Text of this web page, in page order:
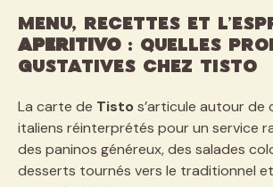
Menu, recettes et
aperitivo: quelles
gustatives chez Tisto
La carte de Tistos’articule autour de
italiens réinterprétés pour un service
des paninos généreux, des salades
desserts tournés vers le traditionnel